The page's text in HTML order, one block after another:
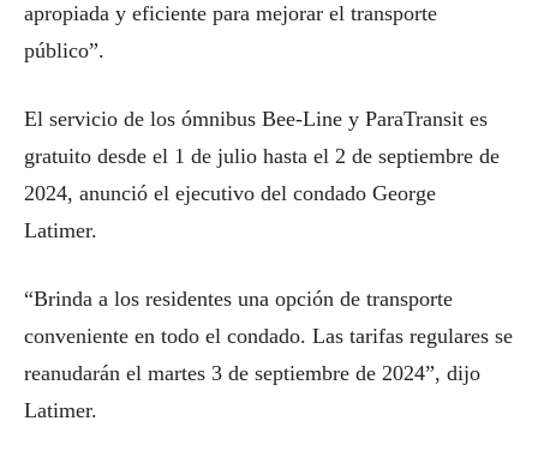
apropiada y eficiente para mejorar el transporte
público”.
El servicio de los ómnibus Bee-Line y ParaTransit es
gratuito desde el 1 de julio hasta el 2 de septiembre de
2024, anunció el ejecutivo del condado George
Latimer.
“Brinda a los residentes una opción de transporte
conveniente en todo el condado. Las tarifas regulares se
reanudarán el martes 3 de septiembre de 2024”, dijo
Latimer.